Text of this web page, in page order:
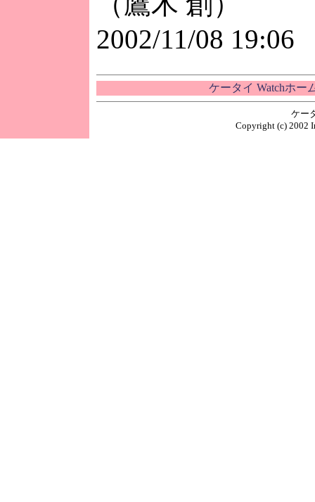
2002/11/08 19:06
ケータイ Watchホー
ケー
Copyright (c) 2002